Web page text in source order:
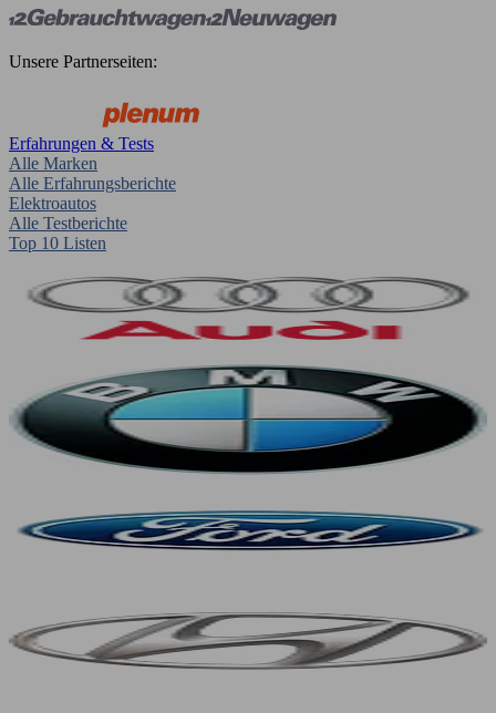
Unsere Partnerseiten:
Erfahrungen & Tests
Alle Marken
Alle Erfahrungsberichte
Elektroautos
Alle Testberichte
Top 10 Listen